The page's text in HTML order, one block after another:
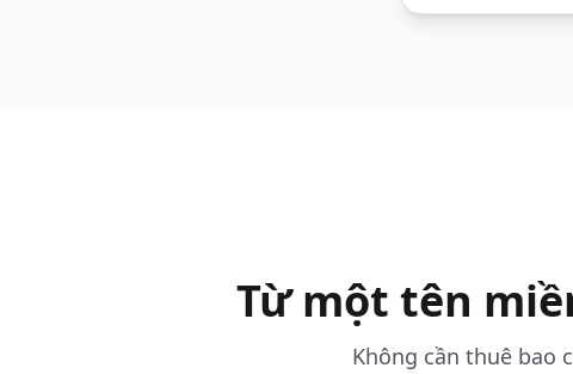
Từ một tên
Không cần thuê bao